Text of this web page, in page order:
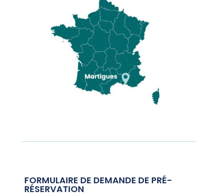
FORMULAIRE DE DEMANDE DE PRÉ-
RÉSERVATION